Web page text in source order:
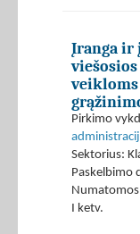
Įranga ir
Pirkimo
Sektorius:
Paskelbimo
I ketv.